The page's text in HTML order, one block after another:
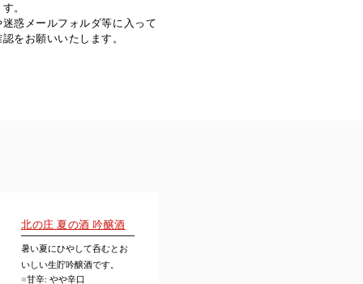
。
惑メールフォルダ等に入って
をお願いいたします。
北の庄 夏の酒 吟醸酒
暑い夏にひやして呑むとお
いしい生貯吟醸酒です。
■甘辛: やや辛口